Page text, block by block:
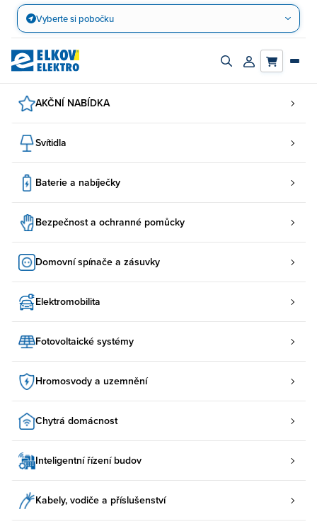
Přejít
obsah
Vyberte si pobočku
Zapnout/vypnout
Přihlásit/
AKČNÍ NABÍDKA
Svítidla
Baterie a nabíječky
Bezpečnost a ochranné pomůcky
Domovní spínače a zásuvky
Elektromobilita
Fotovoltaické systémy
Hromosvody a uzemnění
Chytrá domácnost
Inteligentní řízení budov
Kabely, vodiče a příslušenství